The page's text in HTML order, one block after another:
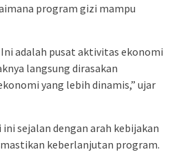
program gizi mampu
adalah pusat aktivitas ekonomi
langsung dirasakan
yang lebih dinamis,” ujar
sejalan dengan arah kebijakan
keberlanjutan program.